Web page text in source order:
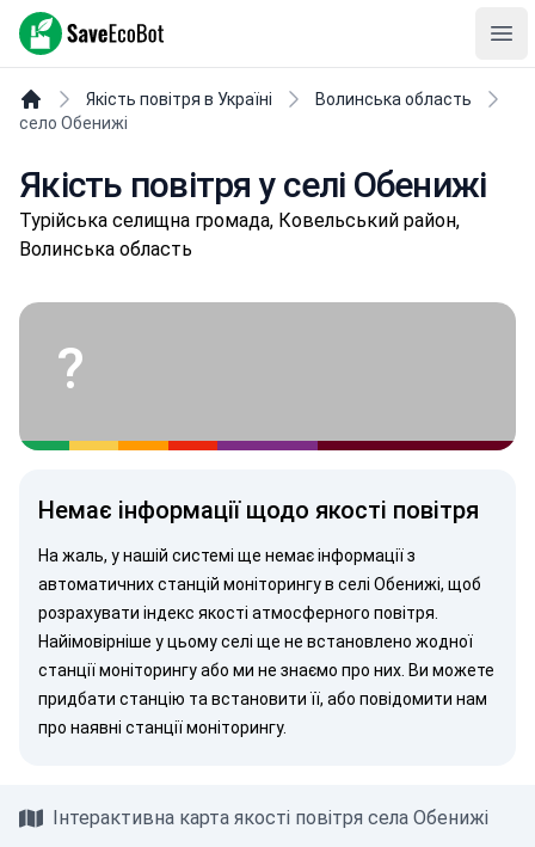
SaveEcoBot
Якість повітря в Україні
Волинська область
село Обенижі
Якість повітря у селі Обенижі
Туpійськa селищнa громада, Ковельський район,
Волинська область
?
Немає інформації щодо якості повітря
На жаль, у нашій системі ще немає інформації з
автоматичних станцій моніторингу в селі Обенижі, щоб
розрахувати індекс якості атмосферного повітря.
Найімовірніше у цьому селі ще не встановлено жодної
станції моніторингу або ми не знаємо про них. Ви можете
придбати станцію та встановити її, або повідомити нам
про наявні станції моніторингу.
Інтерактивна карта якості повітря села Обенижі